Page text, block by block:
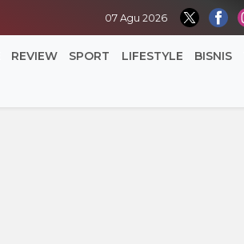
07 Agu 2026
REVIEW SPORT LIFESTYLE BISNIS